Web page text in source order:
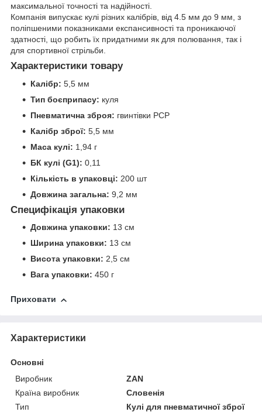
максимальної точності та надійності.
Компанія випускає кулі різних калібрів, від 4.5 мм до 9 мм, з
поліпшеними показниками експансивності та проникаючої
здатності, що робить їх придатними як для полювання, так і
для спортивної стрільби.
Характеристики товару
Калібр: 5,5 мм
Тип боєприпасу: куля
Пневматична зброя: гвинтівки PCP
Калібр зброї: 5,5 мм
Маса кулі: 1,94 г
БК кулі (G1): 0,11
Кількість в упаковці: 200 шт
Довжина загальна: 9,2 мм
Специфікація упаковки
Довжина упаковки: 13 см
Ширина упаковки: 13 см
Висота упаковки: 2,5 см
Вага упаковки: 450 г
Приховати
Характеристики
Основні
Виробник
ZAN
Країна виробник
Словенія
Тип
Кулі для пневматичної зброї